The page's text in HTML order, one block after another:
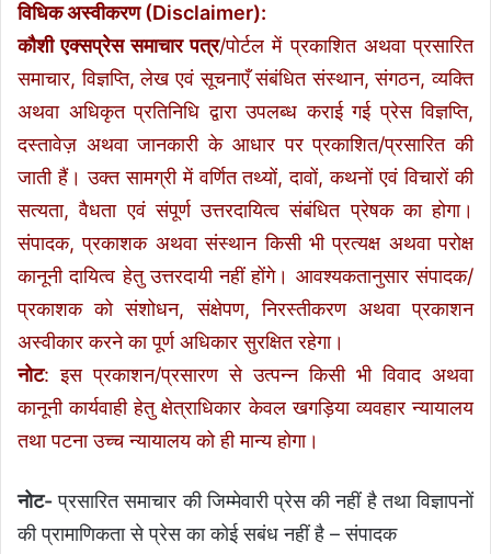
विधिक अस्वीकरण (Disclaimer):
कौशी एक्सप्रेस समाचार पत्र/पोर्टल में प्रकाशित अथवा प्रसारित
समाचार, विज्ञप्ति, लेख एवं सूचनाएँ संबंधित संस्थान, संगठन, व्यक्ति
अथवा अधिकृत प्रतिनिधि द्वारा उपलब्ध कराई गई प्रेस विज्ञप्ति,
दस्तावेज़ अथवा जानकारी के आधार पर प्रकाशित/प्रसारित की
जाती हैं। उक्त सामग्री में वर्णित तथ्यों, दावों, कथनों एवं विचारों की
सत्यता, वैधता एवं संपूर्ण उत्तरदायित्व संबंधित प्रेषक का होगा।
संपादक, प्रकाशक अथवा संस्थान किसी भी प्रत्यक्ष अथवा परोक्ष
कानूनी दायित्व हेतु उत्तरदायी नहीं होंगे। आवश्यकतानुसार संपादक/
प्रकाशक को संशोधन, संक्षेपण, निरस्तीकरण अथवा प्रकाशन
अस्वीकार करने का पूर्ण अधिकार सुरक्षित रहेगा।
नोट: इस प्रकाशन/प्रसारण से उत्पन्न किसी भी विवाद अथवा
कानूनी कार्यवाही हेतु क्षेत्राधिकार केवल खगड़िया व्यवहार न्यायालय
तथा पटना उच्च न्यायालय को ही मान्य होगा।
नोट-प्रसारित समाचार की जिम्मेवारी प्रेस की नहीं है तथा विज्ञापनों
की प्रामाणिकता से प्रेस का कोई सबंध नहीं है – संपादक